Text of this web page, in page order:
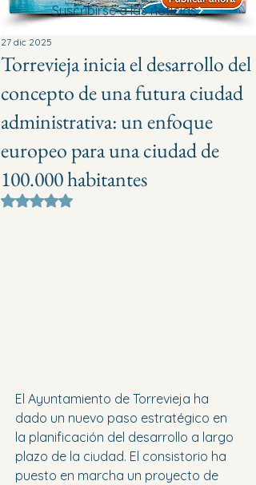
Publicidad
Suscribirse a las noticias
Torrevieja inicia el desarrollo del
concepto de una futura ciudad
administrativa: un enfoque
europeo para una ciudad de
100.000 habitantes
27 dic 2025
Obtuvo NaN de 5 estrellas.
El Ayuntamiento de Torrevieja ha
dado un nuevo paso estratégico en
la planificación del desarrollo a largo
plazo de la ciudad. El consistorio ha
puesto en marcha un proyecto de